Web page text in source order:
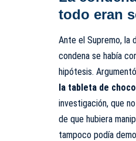
todo eran
Ante el Supremo, la
condena se había
hipótesis.
la tableta de
investigación, que
de que hubiera
tampoco podía